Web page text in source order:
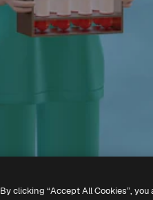
By clicking “Accept All Cookies”,